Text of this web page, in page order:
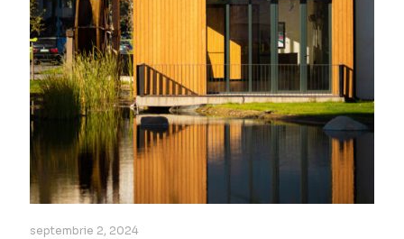
septembrie 2, 2024